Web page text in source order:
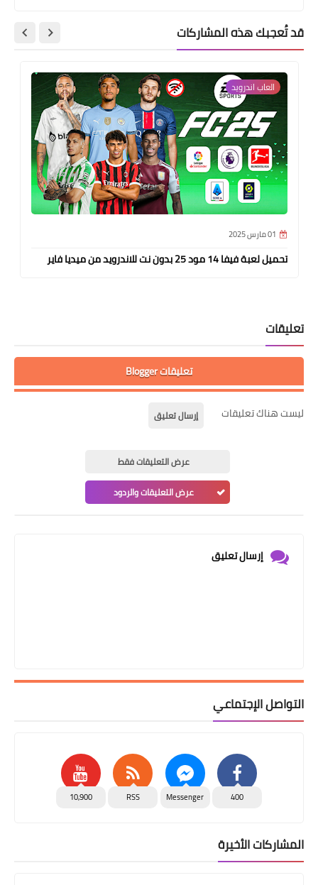
قد تُعجبك هذه المشاركات
العاب اندرويد
01 مارس 2025
تحميل لعبة فيفا 14 مود 25 بدون نت للاندرويد من ميديا فاير
تعليقات
تعليقات Blogger
ليست هناك تعليقات إرسال تعليق
عرض التعليقات فقط
عرض التعليقات والردود
إرسال تعليق
التواصل الإجتماعي
400
Messenger
RSS
10,900
المشاركات الأخيرة